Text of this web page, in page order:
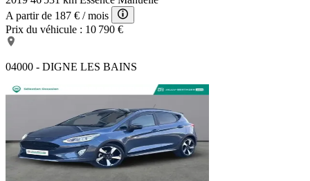
A partir de 187 € / mois
Prix du véhicule : 10 790 €
04000 - DIGNE LES BAINS